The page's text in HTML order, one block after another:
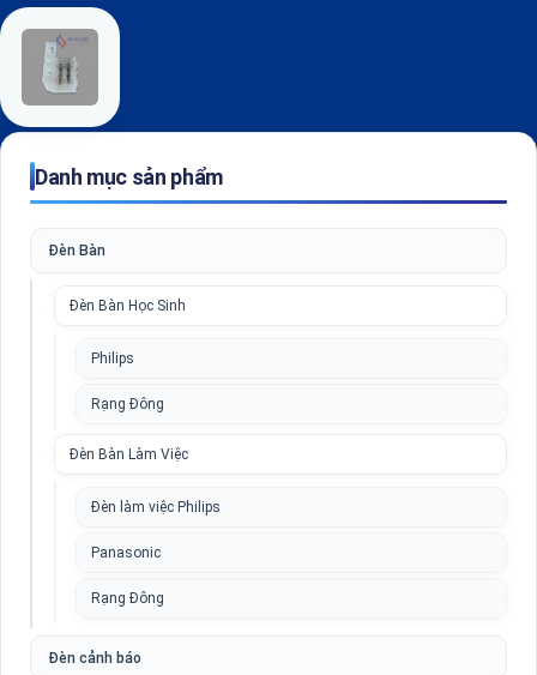
Danh mục sản phẩm
Đèn Bàn
Đèn Bàn Học Sinh
Philips
Rạng Đông
Đèn Bàn Làm Việc
Đèn làm việc Philips
Panasonic
Rạng Đông
Đèn cảnh báo